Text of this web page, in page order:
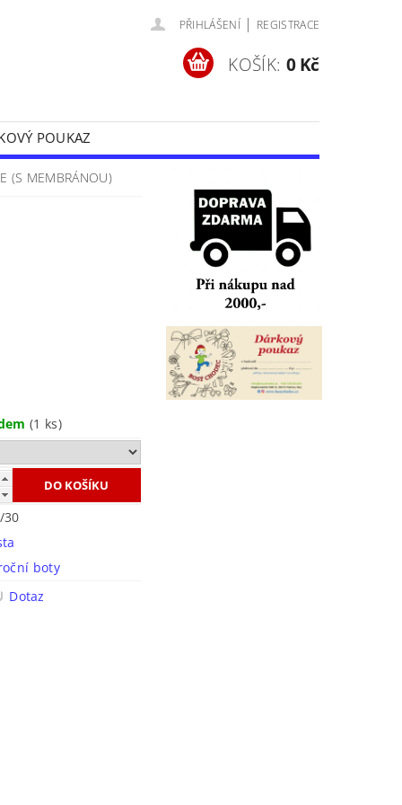
PŘIHLÁŠENÍ | REGISTRACE
KOŠÍK: 0 Kč
POUKAZ
OCHRANA OSOBNÍCH ÚDAJŮ
(S MEMBRÁNOU)
(1 ks)
30
boty
Dotaz